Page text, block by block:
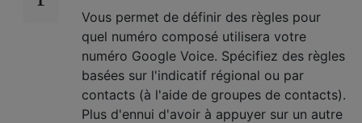
Vous permet de définir des règles pour
quel numéro composé utilisera votre
numéro Google Voice. Spécifiez des règles
basées sur l'indicatif régional ou par
contacts (à l'aide de groupes de contacts).
Plus d'ennui d'avoir à appuyer sur un autre